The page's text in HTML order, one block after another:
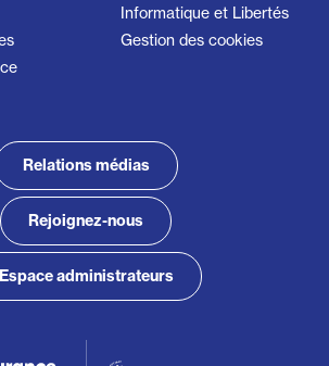
Informatique et Libertés
Gestion des cookies
Relations médias
Rejoignez-nous
Espace administrateurs